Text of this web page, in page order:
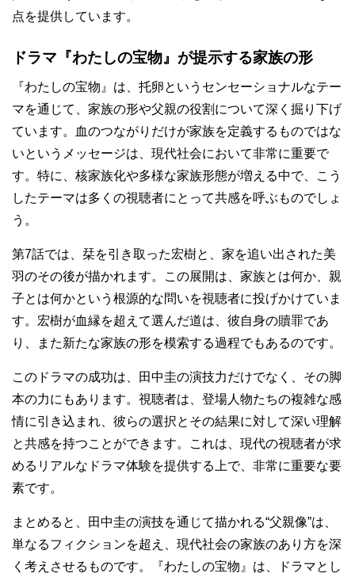
点を提供しています。
ドラマ『わたしの宝物』が提示する家族の形
『わたしの宝物』は、托卵というセンセーショナルなテー
マを通じて、家族の形や父親の役割について深く掘り下げ
ています。血のつながりだけが家族を定義するものではな
いというメッセージは、現代社会において非常に重要で
す。特に、核家族化や多様な家族形態が増える中で、こう
したテーマは多くの視聴者にとって共感を呼ぶものでしょ
う。
第7話では、栞を引き取った宏樹と、家を追い出された美
羽のその後が描かれます。この展開は、家族とは何か、親
子とは何かという根源的な問いを視聴者に投げかけていま
す。宏樹が血縁を超えて選んだ道は、彼自身の贖罪であ
り、また新たな家族の形を模索する過程でもあるのです。
このドラマの成功は、田中圭の演技力だけでなく、その脚
本の力にもあります。視聴者は、登場人物たちの複雑な感
情に引き込まれ、彼らの選択とその結果に対して深い理解
と共感を持つことができます。これは、現代の視聴者が求
めるリアルなドラマ体験を提供する上で、非常に重要な要
素です。
まとめると、田中圭の演技を通じて描かれる“父親像”は、
単なるフィクションを超え、現代社会の家族のあり方を深
く考えさせるものです。『わたしの宝物』は、ドラマとし